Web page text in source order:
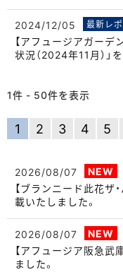
2024/12/05 最新レ
【アフュージアガーデ
状況（2024年11月）」
1件 - 50件を表示
1 2 3 4 5
2026/08/07 NEW
【ブランニード此花ザ
載いたしました。
2026/08/07 NEW
【アフュージア阪急武
ました。